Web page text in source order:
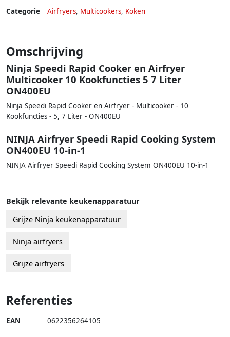
Categorie Airfryers, Multicookers, Koken
Omschrijving
Ninja Speedi Rapid Cooker en Airfryer
Multicooker 10 Kookfuncties 5 7 Liter
ON400EU
Ninja Speedi Rapid Cooker en Airfryer - Multicooker - 10
Kookfuncties - 5, 7 Liter - ON400EU
NINJA Airfryer Speedi Rapid Cooking System
ON400EU 10-in-1
NINJA Airfryer Speedi Rapid Cooking System ON400EU 10-in-1
Bekijk relevante keukenapparatuur
Grijze Ninja keukenapparatuur
Ninja airfryers
Grijze airfryers
Referenties
EAN 0622356264105